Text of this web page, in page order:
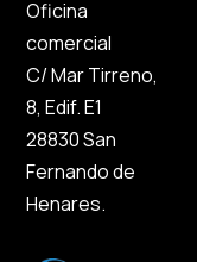
Oficina
comercial
C/ Mar Tirreno,
8, Edif. E1
28830 San
Fernando de
Henares.